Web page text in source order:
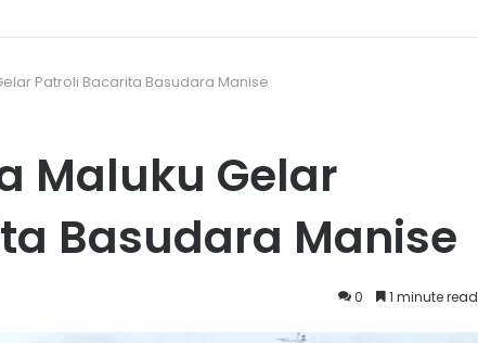
Patroli Bacarita Basudara Manise
Maluku Gelar
Basudara Manise
0 1 minute read